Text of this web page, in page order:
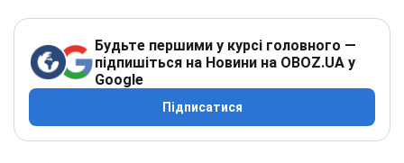
Будьте першими у курсі головного —
підпишіться на Новини на OBOZ.UA у
Google
Підписатися